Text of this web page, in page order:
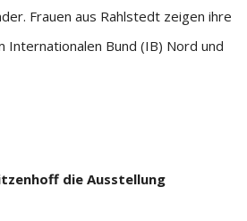
Frauen aus Rahlstedt zeigen ihre
Internationalen Bund (IB) Nord und
die Ausstellung